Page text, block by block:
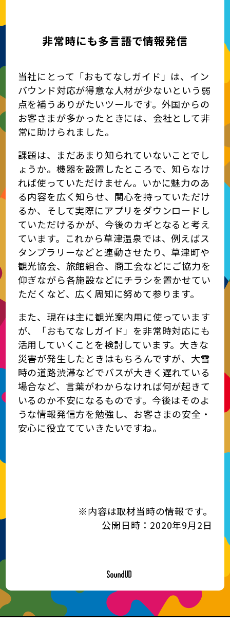
非常時にも多言語で情報発信
当社にとって「おもてなしガイド」は、イン
バウンド対応が得意な人材が少ないという弱
点を補うありがたいツールです。外国からの
お客さまが多かったときには、会社として非
常に助けられました。
課題は、まだあまり知られていないことでし
ょうか。機器を設置したところで、知らなけ
れば使っていただけません。いかに魅力のあ
る内容を広く知らせ、関心を持っていただけ
るか、そして実際にアプリをダウンロードし
ていただけるかが、今後のカギとなると考え
ています。これから草津温泉では、例えばス
タンプラリーなどと連動させたり、草津町や
観光協会、旅館組合、商工会などにご協力を
仰ぎながら各施設などにチラシを置かせてい
ただくなど、広く周知に努めて参ります。
また、現在は主に観光案内用に使っています
が、「おもてなしガイド」を非常時対応にも
活用していくことを検討しています。大きな
災害が発生したときはもちろんですが、大雪
時の道路渋滞などでバスが大きく遅れている
場合など、言葉がわからなければ何が起きて
いるのか不安になるものです。今後はそのよ
うな情報発信方を勉強し、お客さまの安全・
安心に役立てていきたいですね。
※内容は取材当時の情報です。
公開日時：2020年9月2日